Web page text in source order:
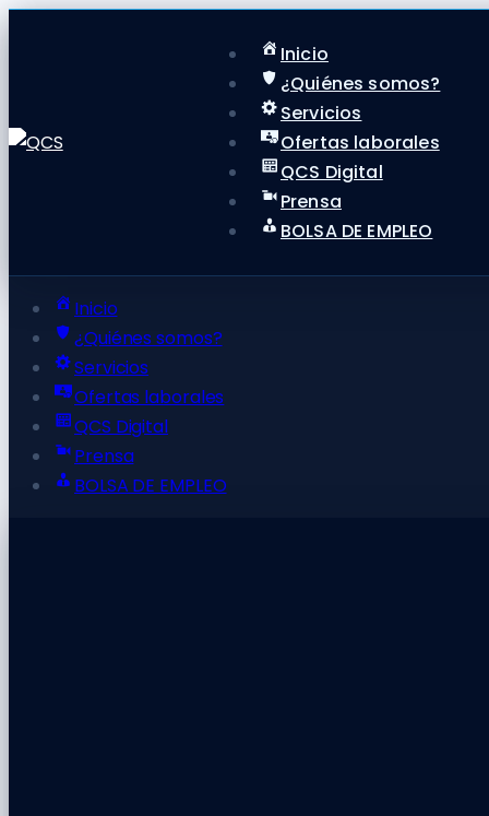
Inicio
¿Quiénes somos?
Servicios
Ofertas laborales
QCS Digital
Prensa
BOLSA DE EMPLEO
Inicio
¿Quiénes somos?
Servicios
Ofertas laborales
QCS Digital
Prensa
BOLSA DE EMPLEO